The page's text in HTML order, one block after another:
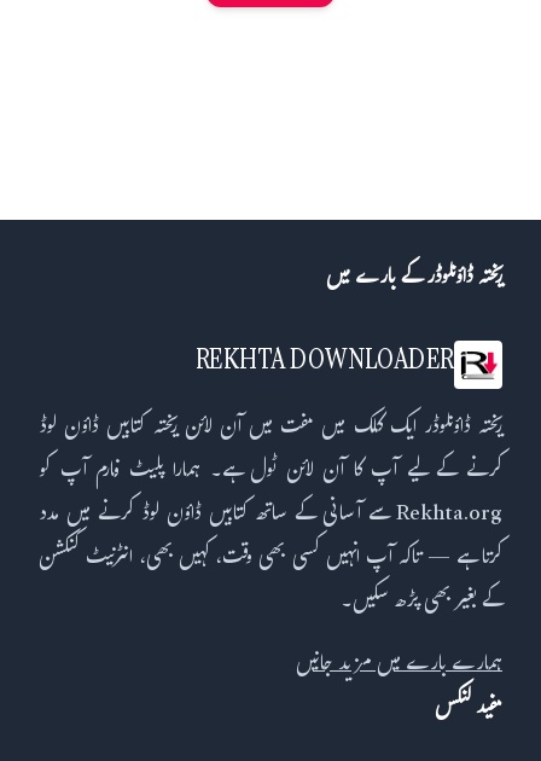
ریختہ ڈاؤنلوڈر کے بارے میں
REKHTA DOWNLOADER
ریختہ ڈاؤنلوڈر ایک کلک میں مفت میں آن لائن ریختہ کتابیں ڈاؤن لوڈ
کرنے کے لیے آپ کا آن لائن ٹول ہے۔ ہمارا پلیٹ فارم آپ کو
Rekhta.org سے آسانی کے ساتھ کتابیں ڈاؤن لوڈ کرنے میں مدد
کرتا ہے — تاکہ آپ انہیں کسی بھی وقت، کہیں بھی، انٹرنیٹ کنکشن
کے بغیر بھی پڑھ سکیں۔
ہمارے بارے میں مزید جانیں
مفید لنکس